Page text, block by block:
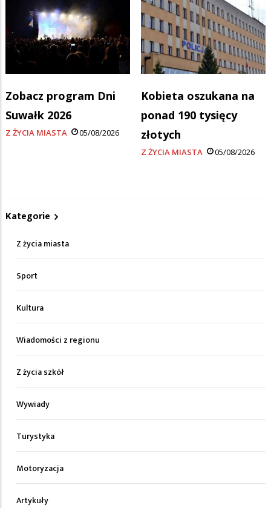
Zobacz program Dni
Suwałk 2026
Z ŻYCIA MIASTA 05/08/2026
Kobieta oszukana na
ponad 190 tysięcy
złotych
Z ŻYCIA MIASTA 05/08/2026
Kategorie
Z życia miasta
Sport
Kultura
Wiadomości z regionu
Z życia szkół
Wywiady
Turystyka
Motoryzacja
Artykuły